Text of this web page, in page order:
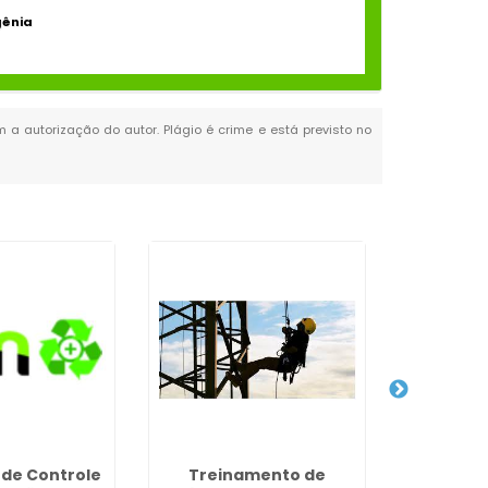
a autorização do autor. Plágio é crime e está previsto no
Controle
Treinamento de